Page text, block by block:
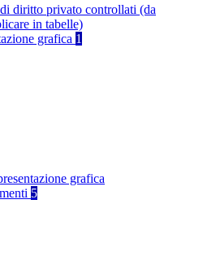
diritto privato controllati (da
in tabelle)
grafica 1
grafica
5